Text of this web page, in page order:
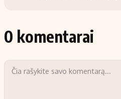
0 komentarai